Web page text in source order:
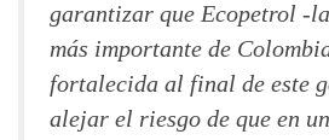
garantizar que Ecopetrol -
más importante de
fortalecida al final de este
alejar el riesgo de que en